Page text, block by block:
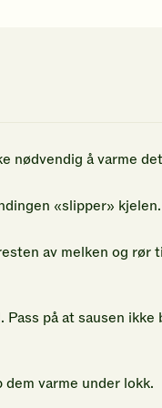
vurdering.
nødvendig å varme
«slipper» kjelen.
av melken og rør
Pass på at sausen ikke
varme under lokk.